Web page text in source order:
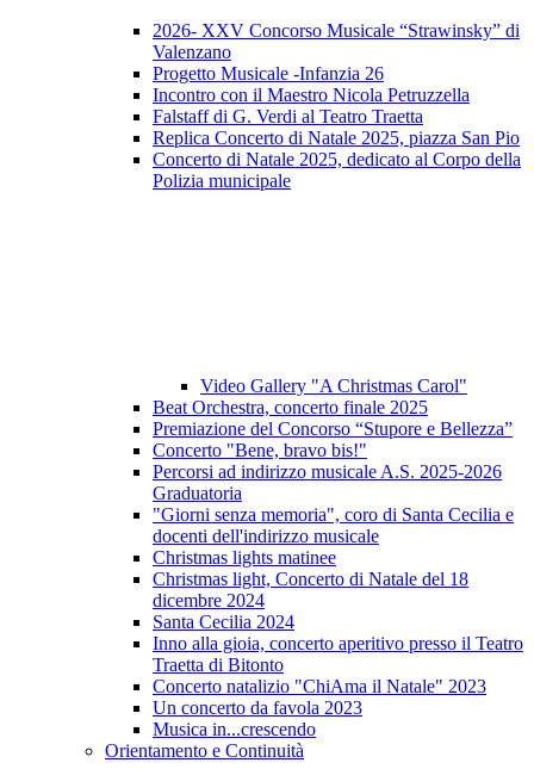
2026- XXV Concorso Musicale “Strawinsky” di
Valenzano
Progetto Musicale -Infanzia 26
Incontro con il Maestro Nicola Petruzzella
Falstaff di G. Verdi al Teatro Traetta
Replica Concerto di Natale 2025, piazza San Pio
Concerto di Natale 2025, dedicato al Corpo della
Polizia municipale
Video Gallery "A Christmas Carol"
Beat Orchestra, concerto finale 2025
Premiazione del Concorso “Stupore e Bellezza”
Concerto "Bene, bravo bis!"
Percorsi ad indirizzo musicale A.S. 2025-2026
Graduatoria
"Giorni senza memoria", coro di Santa Cecilia e
docenti dell'indirizzo musicale
Christmas lights matinee
Christmas light, Concerto di Natale del 18
dicembre 2024
Santa Cecilia 2024
Inno alla gioia, concerto aperitivo presso il Teatro
Traetta di Bitonto
Concerto natalizio "ChiAma il Natale" 2023
Un concerto da favola 2023
Musica in...crescendo
Orientamento e Continuità